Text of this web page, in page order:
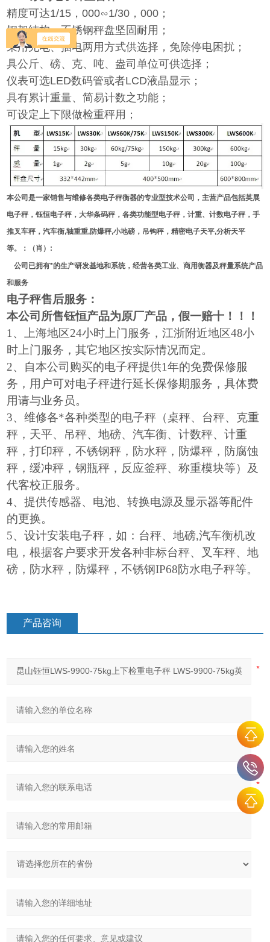
精度可达1/15，000∽1/30，000；
钢架结构，不锈钢秤盘坚固耐用；
采用充电、插电两用方式供选择，免除停电困扰；
具公斤、磅、克、吨、盎司单位可供选择；
仪表可选LED数码管或者LCD液晶显示；
具有累计重量、简易计数之功能；
可设定上下限做检重秤用；
本公司是一家销售与维修各类电子秤衡器的专业型技术公司，主营产品包括英展
电子秤，钰恒电子秤，大华条码秤，各类功能型电子秤，计重、计数电子秤，手
推叉车秤，汽车衡,轴重重,防爆秤,小地磅，吊钩秤，精密电子天平,分析天平
等。：（肖）:
公司已拥有*的生产研发基地和系统，经营各类工业、商用衡器及秤量系统产品
和服务
电子秤售后服务：
本公司所售钰恒产品为原厂产品，假一赔十！！！
1、上海地区24小时上门服务，江浙附近地区48小
时上门服务，其它地区按实际情况而定。
2、自本公司购买的电子秤提供1年的免费保修服
务，用户可对电子秤进行延长保修期服务，具体费
用请与业务员。
3、维修各*各种类型的电子秤（桌秤、台秤、克重
秤，天平、吊秤、地磅、汽车衡、计数秤、计重
秤，打印秤，不锈钢秤，防水秤，防爆秤，防腐蚀
秤，缓冲秤，钢瓶秤，反应釜秤、称重模块等）及
代客校正服务。
4、提供传感器、电池、转换电源及显示器等配件
的更换。
5、设计安装电子秤，如：台秤、地磅,汽车衡机改
电，根据客户要求开发各种非标台秤、叉车秤、地
磅，防水秤，防爆秤，不锈钢IP68防水电子秤等。
产品咨询